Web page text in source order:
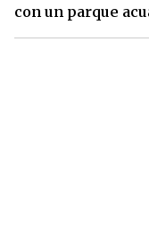
con un parque